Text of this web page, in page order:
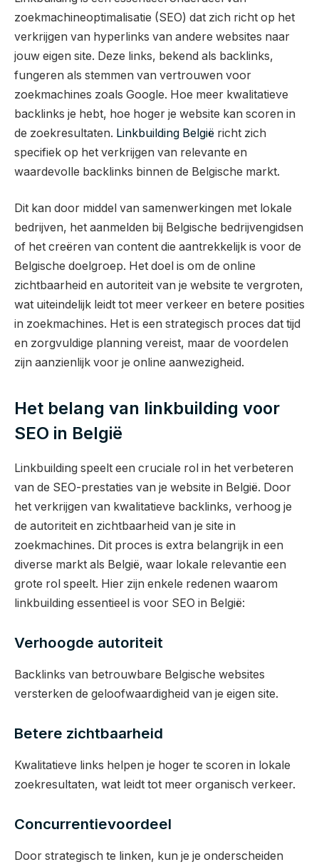
zoekmachineoptimalisatie (SEO) dat zich richt op het
verkrijgen van hyperlinks van andere websites naar
jouw eigen site. Deze links, bekend als backlinks,
fungeren als stemmen van vertrouwen voor
zoekmachines zoals Google. Hoe meer kwalitatieve
backlinks je hebt, hoe hoger je website kan scoren in
de zoekresultaten. Linkbuilding België richt zich
specifiek op het verkrijgen van relevante en
waardevolle backlinks binnen de Belgische markt.
Dit kan door middel van samenwerkingen met lokale
bedrijven, het aanmelden bij Belgische bedrijvengidsen
of het creëren van content die aantrekkelijk is voor de
Belgische doelgroep. Het doel is om de online
zichtbaarheid en autoriteit van je website te vergroten,
wat uiteindelijk leidt tot meer verkeer en betere posities
in zoekmachines. Het is een strategisch proces dat tijd
en zorgvuldige planning vereist, maar de voordelen
zijn aanzienlijk voor je online aanwezigheid.
Het belang van linkbuilding voor
SEO in België
Linkbuilding speelt een cruciale rol in het verbeteren
van de SEO-prestaties van je website in België. Door
het verkrijgen van kwalitatieve backlinks, verhoog je
de autoriteit en zichtbaarheid van je site in
zoekmachines. Dit proces is extra belangrijk in een
diverse markt als België, waar lokale relevantie een
grote rol speelt. Hier zijn enkele redenen waarom
linkbuilding essentieel is voor SEO in België:
Verhoogde autoriteit
Backlinks van betrouwbare Belgische websites
versterken de geloofwaardigheid van je eigen site.
Betere zichtbaarheid
Kwalitatieve links helpen je hoger te scoren in lokale
zoekresultaten, wat leidt tot meer organisch verkeer.
Concurrentievoordeel
Door strategisch te linken, kun je je onderscheiden